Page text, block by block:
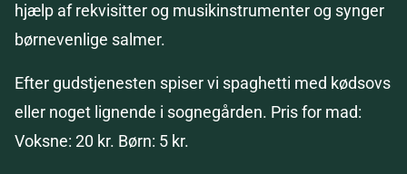
hjælp af rekvisitter og musikinstrumenter og synger
børnevenlige salmer.
Efter gudstjenesten spiser vi spaghetti med kødsovs
eller noget lignende i sognegården. Pris for mad:
Voksne: 20 kr. Børn: 5 kr.